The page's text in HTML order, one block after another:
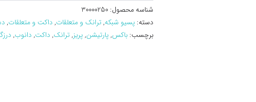
16*25
شناسه محصول:30000250
دسته:پسیو شبکه,ترانک و متعلقات,داکت و متعلقات,
برچسب:باکس,پارتیشن,پریز,ترانک,داکت,دانوب,